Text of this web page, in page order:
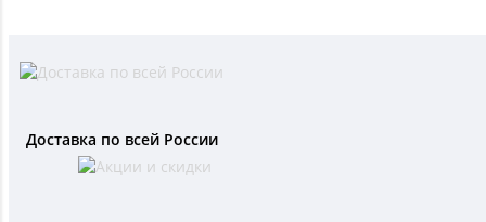
Доставка по всей России